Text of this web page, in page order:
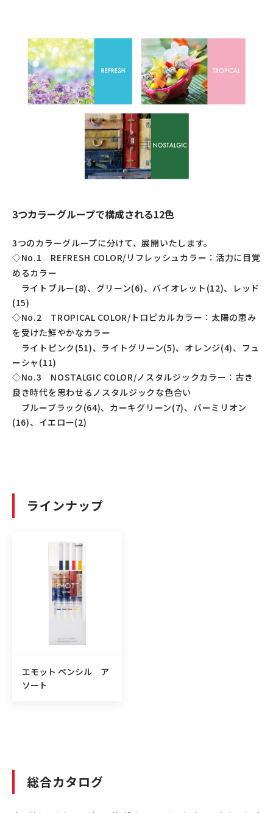
3つカラーグループで構成される12色
3つのカラーグループに分けて、展開いたします。
◇No.1 REFRESH COLOR/リフレッシュカラー：活力に目覚
めるカラー
ライトブルー(8)、グリーン(6)、バイオレット(12)、レッド
(15)
◇No.2 TROPICAL COLOR/トロピカルカラー：太陽の恵み
を受けた鮮やかなカラー
ライトピンク(51)、ライトグリーン(5)、オレンジ(4)、フュ
ーシャ(11)
◇No.3 NOSTALGIC COLOR/ノスタルジックカラー：古き
良き時代を思わせるノスタルジックな色合い
ブルーブラック(64)、カーキグリーン(7)、バーミリオン
(16)、イエロー(2)
ラインナップ
エモット ペンシル ア
ソート
総合カタログ